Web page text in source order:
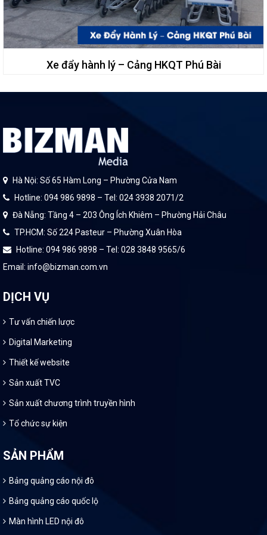
Xe đẩy hành lý – Cảng HKQT Phú Bài
Hà Nội: Số 65 Hàm Long – Phường Cửa Nam
Hotline: 094 986 9898 – Tel: 024 3938 2071/2
Đà Nẵng: Tầng 4 – 203 Ông Ích Khiêm – Phường Hải Châu
TP.HCM: Số 224 Pasteur – Phường Xuân Hòa
Hotline: 094 986 9898 – Tel: 028 3848 9565/6
Email: info@bizman.com.vn
DỊCH VỤ
Tư vấn chiến lược
Digital Marketing
Thiết kế website
Sản xuất TVC
Sản xuất chương trình truyền hình
Tổ chức sự kiện
SẢN PHẨM
Bảng quảng cáo nội đô
Bảng quảng cáo quốc lộ
Màn hình LED nội đô